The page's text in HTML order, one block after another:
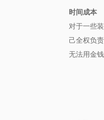
时间成本
对于一些
己全权负
无法用金